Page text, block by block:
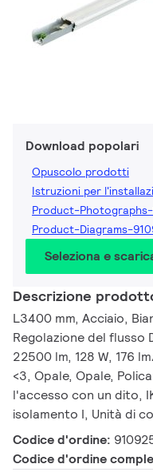
Download popolari
Opuscolo prodotti
Istruzioni per
Product-Photographs-
Product-Diagrams-
Seleziona e
Descrizione
L3400 mm, Acciaio,
Regolazione del flusso
22500 lm, 128 W, 176
<3, Opale, Opale,
l'accesso con un dito,
isolamento I, Unità di
Codice d'ordine:
Codice d'ordine